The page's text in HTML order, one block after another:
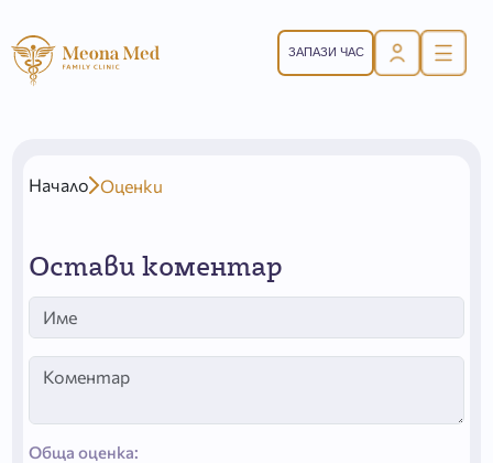
ЗАПАЗИ ЧАС
Начало Оценки
Остави коментар
Обща оценка: